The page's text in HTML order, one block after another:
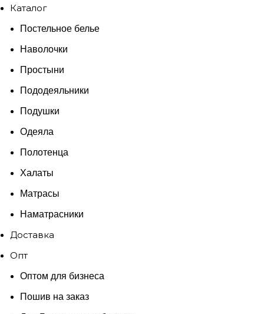
Каталог
Постельное белье
Наволочки
Простыни
Пододеяльники
Подушки
Одеяла
Полотенца
Халаты
Матрасы
Наматрасники
Доставка
Опт
Оптом для бизнеса
Пошив на заказ